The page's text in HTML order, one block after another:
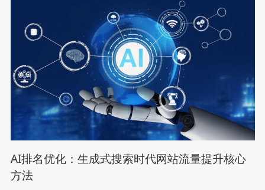
AI排名优化：生成式搜索时代网站流量提升核心
方法